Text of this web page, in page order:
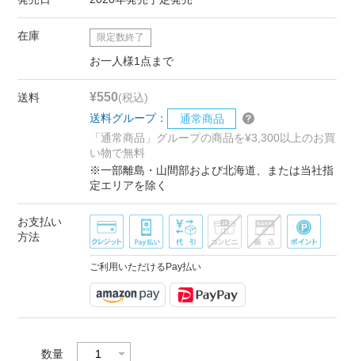
在庫 限定数終了
お一人様1点まで
送料 ¥550(税込)
送料グループ：
通常商品
「通常商品」グループの商品を¥3,300以上のお買
い物で無料
※一部離島・山間部および北海道、または当社指
定エリアを除く
お支払い
方法
ご利用いただけるPay払い
数量